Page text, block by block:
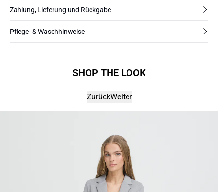
Zahlung, Lieferung und Rückgabe
Pflege- & Waschhinweise
SHOP THE LOOK
ZurückWeiter